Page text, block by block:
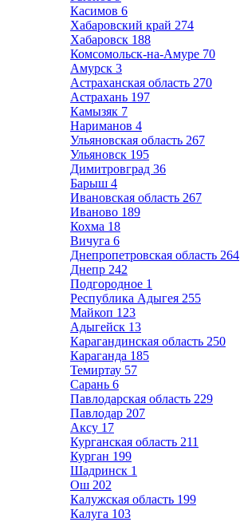
Касимов 6
Хабаровский край 274
Хабаровск 188
Комсомольск-на-Амуре 70
Амурск 3
Астраханская область 270
Астрахань 197
Камызяк 7
Нариманов 4
Ульяновская область 267
Ульяновск 195
Димитровград 36
Барыш 4
Ивановская область 267
Иваново 189
Кохма 18
Вичуга 6
Днепропетровская область 264
Днепр 242
Подгородное 1
Республика Адыгея 255
Майкоп 123
Адыгейск 13
Карагандинская область 250
Караганда 185
Темиртау 57
Сарань 6
Павлодарская область 229
Павлодар 207
Аксу 17
Курганская область 211
Курган 199
Шадринск 1
Ош 202
Калужская область 199
Калуга 103